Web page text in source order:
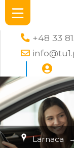
+48 33
Larnaca